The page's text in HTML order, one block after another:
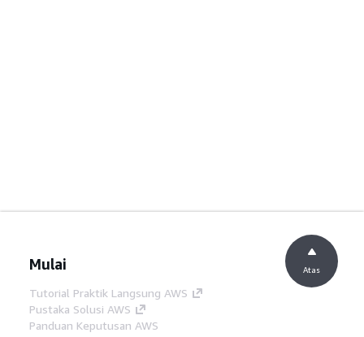
Mulai
Tutorial Praktik Langsung AWS
Pustaka Solusi AWS
Panduan Keputusan AWS
Atas